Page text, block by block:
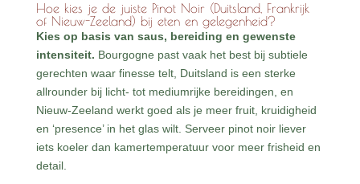
Hoe kies je de juiste Pinot Noir (Duitsland, Frankrijk
of Nieuw-Zeeland) bij eten en gelegenheid?
Kies op basis van saus, bereiding en gewenste
intensiteit. Bourgogne past vaak het best bij subtiele
gerechten waar finesse telt, Duitsland is een sterke
allrounder bij licht- tot mediumrijke bereidingen, en
Nieuw-Zeeland werkt goed als je meer fruit, kruidigheid
en ‘presence’ in het glas wilt. Serveer pinot noir liever
iets koeler dan kamertemperatuur voor meer frisheid en
detail.